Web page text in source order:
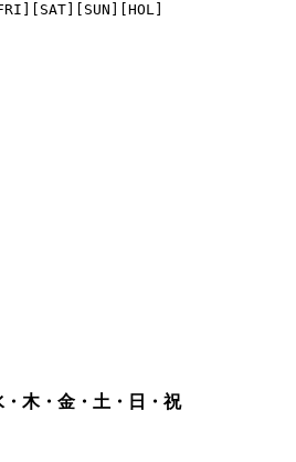
・木・金・土・日・祝